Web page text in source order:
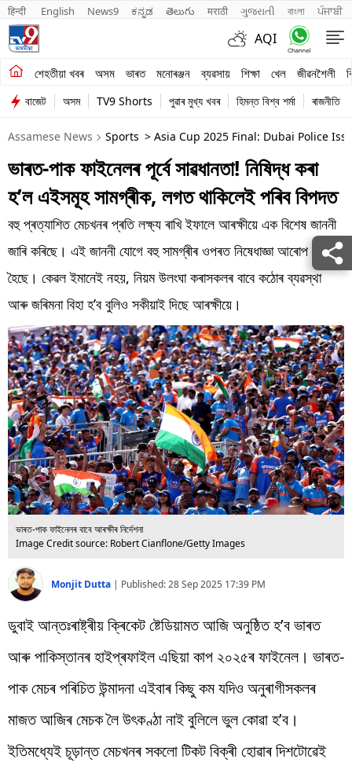
हिन्दी English News9 ಕನ್ನಡ తెలుగు मराठी ગુજરાતી বাংলা ਪੰਜਾਬੀ
AQI
শেহতীয়া খবৰ অসম ভাৰত মনোৰঞ্জন ব্যৱসায় শিক্ষা খেল জীৱনশৈলী
শেহতীয়া খবৰ
অসম
ভাৰত
মনোৰঞ্জন
শিক্ষা
খেল
জীৱনশৈলী
বিশ্ব
প্ৰযুক্তি
Videos
বাজেট অসম TV9 Shorts পুৱাৰ মুখ্য খবৰ হিমন্ত বিশ্ব শৰ্মা ৰাজনীতি
Assamese News Sports > Asia Cup 2025 Final: Dubai Police
ভাৰত-পাক ফাইনেলৰ পূৰ্বে সাৱধানতা! নিষিদ্ধ কৰা
হ’ল এইসমূহ সামগ্ৰীক, লগত থাকিলেই পৰিব বিপদত
বহু প্ৰত্যাশিত মেচখনৰ প্ৰতি লক্ষ্য ৰাখি ইফালে আৰক্ষীয়ে এক বিশেষ জাননী
জাৰি কৰিছে। এই জাননী যোগে বহু সামগ্ৰীৰ ওপৰত নিষেধাজ্ঞা আৰোপ কৰা
হৈছে। কেৱল ইমানেই নহয়, নিয়ম উলংঘা কৰাসকলৰ বাবে কঠোৰ ব্যৱস্থা
আৰু জৰিমনা বিহা হ’ব বুলিও সকীয়াই দিছে আৰক্ষীয়ে।
ভাৰত-পাক ফাইনেলৰ বাবে আৰক্ষীৰ নিৰ্দেশনা
Image Credit source: Robert Cianflone/Getty Images
Monjit Dutta | Published:28 Sep 2025 17:39 PM
ডুবাই আন্তঃৰাষ্ট্ৰীয় ক্ৰিকেট ষ্টেডিয়ামত আজি অনুষ্ঠিত হ’ব ভাৰত
আৰু পাকিস্তানৰ হাইপ্ৰফাইল এছিয়া কাপ ২০২৫ৰ ফাইনেল। ভাৰত-
পাক মেচৰ পৰিচিত উন্মাদনা এইবাৰ কিছু কম যদিও অনুৰাগীসকলৰ
মাজত আজিৰ মেচক লৈ উৎকণ্ঠা নাই বুলিলে ভুল কোৱা হ’ব।
ইতিমধ্যেই চূড়ান্ত মেচখনৰ সকলো টিকট বিক্ৰী হোৱাৰ দিশটোৱেই